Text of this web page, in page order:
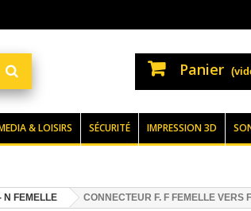
Panier
& LOISIRS SÉCURITÉ IMPRESSION 3D
N FEMELLE CONNECTEUR F. F FEMELLE VERS